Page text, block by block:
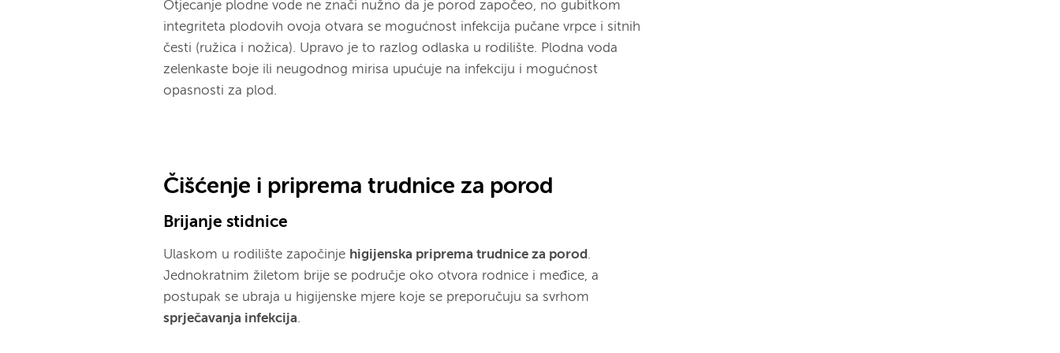
Otjecanje plodne vode ne znači nužno da je porod započeo, no gubitkom
integriteta plodovih ovoja otvara se mogućnost infekcija pučane vrpce i sitnih
česti (ružica i nožica). Upravo je to razlog odlaska u rodilište. Plodna voda
zelenkaste boje ili neugodnog mirisa upućuje na infekciju i mogućnost
opasnosti za plod.
Čišćenje i priprema trudnice za porod
Brijanje stidnice
Ulaskom u rodilište započinje higijenska priprema trudnice za porod.
Jednokratnim žiletom brije se područje oko otvora rodnice i međice, a
postupak se ubraja u higijenske mjere koje se preporučuju sa svrhom
sprječavanja infekcija.